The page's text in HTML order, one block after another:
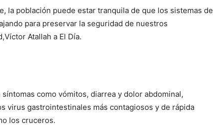
la población puede estar tranquila de que los sistemas de
para preservar la seguridad de nuestros
Atallah a El Día.
como vómitos, diarrea y dolor abdominal,
virus gastrointestinales más contagiosos y de rápida
los cruceros.